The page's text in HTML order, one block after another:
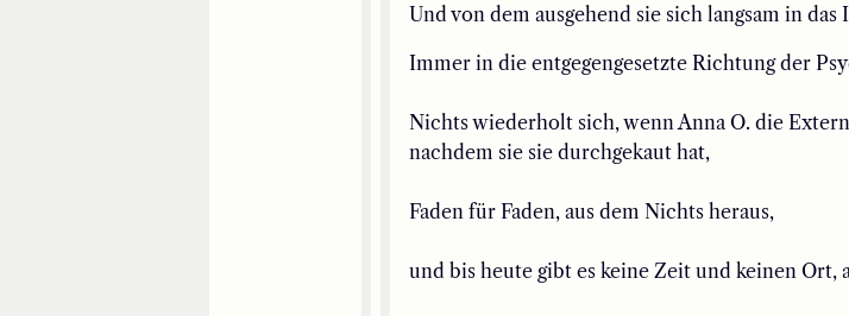
Und von dem ausgehend sie sich langsam in
Immer in die entgegengesetzte Richtungder
Nichts wiederholt sich, wenn Anna O. die
nachdem sie sie durchgekaut hat,
Faden für Faden, aus dem Nichts heraus,
und bis heute gibt es keine Zeit und keinen Ort,